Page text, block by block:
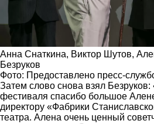
Анна Снаткина, Виктор Шутов,
Безруков
Фото: Предоставлено пресс-
Затем слово снова взял
фестиваля спасибо большое
директору «Фабрики
театра. Алена очень ценный